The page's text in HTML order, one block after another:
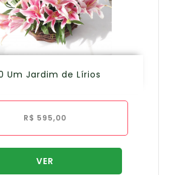
Um Jardim de Lírios
R$ 595,00
VER